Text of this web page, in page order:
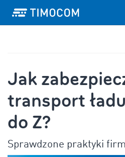
Jak
transport
do Z?
Sprawdzone praktyki